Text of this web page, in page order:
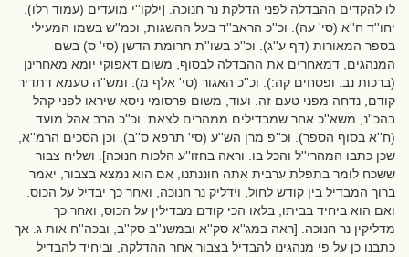
לו להקדים ההבדלה לפני הדלקת נר חנוכה. [ילקו''י מועדים (עמוד רלו).
יחו''ד ח''א (סי' עה). וכ''כ הראב''ד בעל ההשגות, וכמ''ש בשמו המעילי
בספר המאורות (דף ע''ג). וכ''כ בשו''ת תרומת הדשן (סי' ס) בשם
המנהגים, דמאחרים את ההבדלה לבסוף, משום דאפוקי יומא מאחרינן
(ברכות נב. ופסחים קה:). וכ''כ האגור (סי' אלף מ). ומש''ה טעמא דתדיר
קודם, נדחה מפני טעם זה. ועוד, משום פרסומי ניסא שיראו לפני קהל
בהכ''נ, משא''כ אחר שמבדילים ממהרים לצאת. וכ''כ הרב אהל מועד
(ח''א בסוף הספר). וכ''פ מרן הש''ע (סי' תרפא ס''ב). וכן הסכים הרמ''א,
שכן כתבו המהרי''ל והכל בו. וראה בחזו''ע הלכות חנוכה]. ושליח צבור
ששכח לומר בתפלת ערבית אתה חוננתנו, אם הוא נמצא בצבור, יאמר
ברוך המבדיל בין קודש לחול, וידליק נר חנוכה, ואחר כך יבדיל על הכוס.
ואם הוא ביחיד בביתו, בלאו הכי קודם מבדילין על הכוס, ואחר כך
מדליקין נר חנוכה. [ראה במג''א סק''א ובמשנ''ב סק''ב, ובכה''ח אות ג. אך
כתבנו כן על פי מנהגינו להבדיל בצבור אחר ההדלקה, וביחיד להבדיל